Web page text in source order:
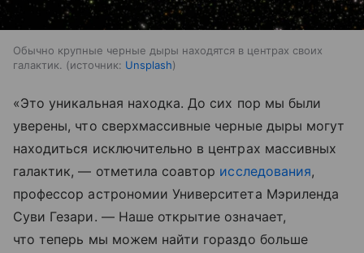
Обычно крупные черные дыры находятся в центрах своих
галактик.
источник: Unsplash
«Это уникальная находка. До сих пор мы были
уверены, что сверхмассивные черные дыры могут
находиться исключительно в центрах массивных
галактик, — отметила соавтор исследования,
профессор астрономии Университета Мэриленда
Суви Гезари. — Наше открытие означает,
что теперь мы можем найти гораздо больше